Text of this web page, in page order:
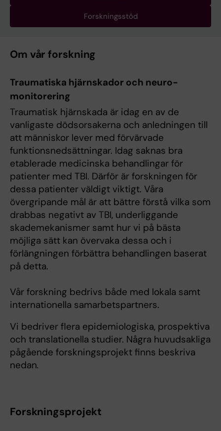
Forskningsstöd
Om vår forskning
Traumatiska hjärnskador och neuro-
monitorering
Traumatisk hjärnskada är idag en av de
vanligaste dödsorsakerna och anledningen till
att människor lever med förvärvade
funktionsnedsättningar. Idag saknas bra
etablerade medicinska behandlingar för
patienter med TBI. Därför är forskningen för
dessa patienter väldigt viktigt. Våra
övergripande mål är att bättre förstå vilka som
drabbas negativt av TBI, underliggande
skademekanismer samt hur vi på bästa
möjliga sätt kan övervaka dessa och i
förlängningen förbättra behandlingen baserat
på detta.
Vår forskning bedrivs både med lokala samt
internationella samarbetspartners.
Vi bedriver flera epidemiologiska, prospektiva
och translationella studier. Några huvudsakliga
pågående forskningsprojekt finns beskriva
nedan.
Forskningsprojekt